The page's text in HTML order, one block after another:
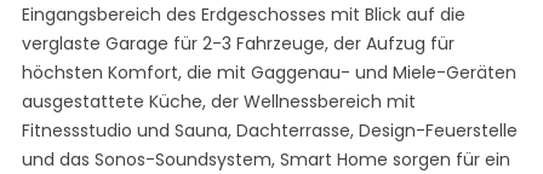
Eingangsbereich des Erdgeschosses mit Blick auf die
verglaste Garage für 2-3 Fahrzeuge, der Aufzug für
höchsten Komfort, die mit Gaggenau- und Miele-Geräten
ausgestattete Küche, der Wellnessbereich mit
Fitnessstudio und Sauna, Dachterrasse, Design-Feuerstelle
und das Sonos-Soundsystem, Smart Home sorgen für ein